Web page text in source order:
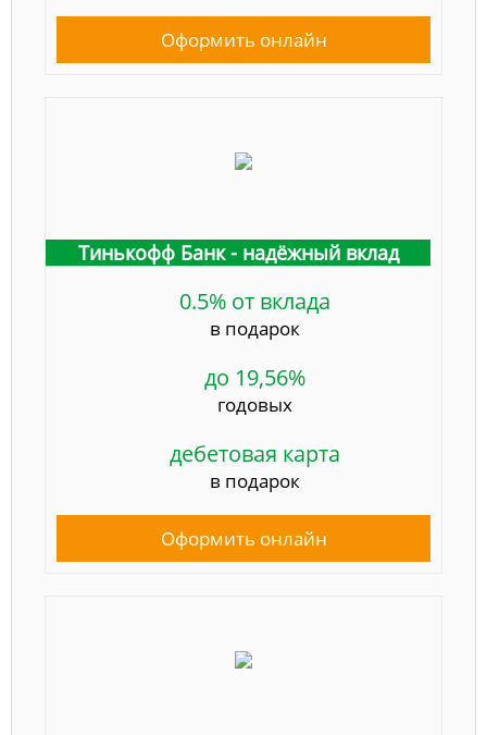
Оформить онлайн
Тинькофф Банк - надёжный вклад
0.5% от вклада
в подарок
до 19,56%
годовых
дебетовая карта
в подарок
Оформить онлайн